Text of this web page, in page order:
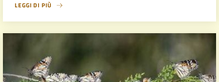
LEGGI DI PIÙ